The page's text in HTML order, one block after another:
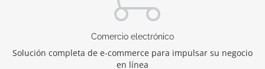
Comercio electrónico
Solución completa de e-commerce para impulsar su negocio
en línea